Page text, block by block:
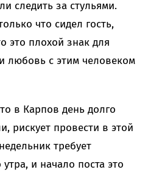
следить за стульями.
что сидел гость,
это плохой знак для
любовь с этим человеком
в Карпов день долго
рискует провести в этой
требует
и начало поста это